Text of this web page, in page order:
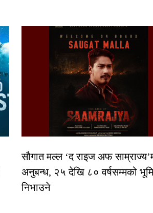
सौगात मल्ल ‘द राइज अफ
अनुबन्ध, २५ देखि ८० वर्षसम्मको
निभाउने